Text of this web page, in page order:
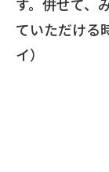
す。併せて、
ていただける
イ）